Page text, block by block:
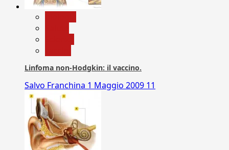
Linfoma non-Hodgkin: il vaccino.
Salvo Franchina 1 Maggio 2009 11